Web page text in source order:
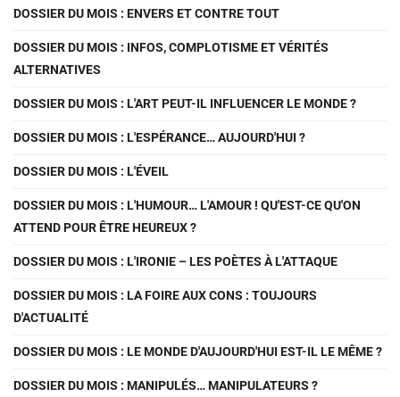
DOSSIER DU MOIS : ENVERS ET CONTRE TOUT
DOSSIER DU MOIS : INFOS, COMPLOTISME ET VÉRITÉS
ALTERNATIVES
DOSSIER DU MOIS : L'ART PEUT-IL INFLUENCER LE MONDE ?
DOSSIER DU MOIS : L'ESPÉRANCE… AUJOURD'HUI ?
DOSSIER DU MOIS : L'ÉVEIL
DOSSIER DU MOIS : L'HUMOUR… L'AMOUR ! QU'EST-CE QU'ON
ATTEND POUR ÊTRE HEUREUX ?
DOSSIER DU MOIS : L'IRONIE – LES POÈTES À L'ATTAQUE
DOSSIER DU MOIS : LA FOIRE AUX CONS : TOUJOURS
D'ACTUALITÉ
DOSSIER DU MOIS : LE MONDE D'AUJOURD'HUI EST-IL LE MÊME ?
DOSSIER DU MOIS : MANIPULÉS… MANIPULATEURS ?